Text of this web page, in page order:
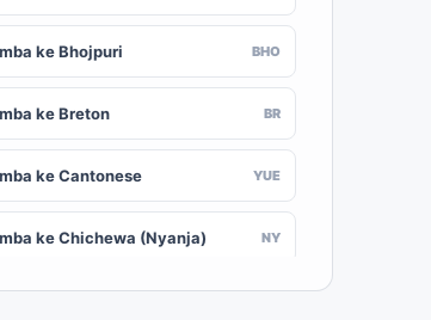
ke Bhojpuri BHO
ke Breton BR
ke Cantonese YUE
ke Chichewa (Nyanja) NY